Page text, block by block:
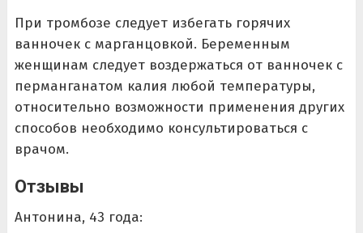
При тромбозе следует избегать горячих
ванночек с марганцовкой. Беременным
женщинам следует воздержаться от ванночек с
перманганатом калия любой температуры,
относительно возможности применения других
способов необходимо консультироваться с
врачом.
Отзывы
Антонина, 43 года: